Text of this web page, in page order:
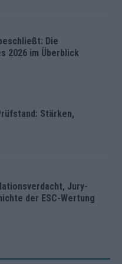
Die
2026 im Überblick
Stärken,
Jury-
der ESC-Wertung